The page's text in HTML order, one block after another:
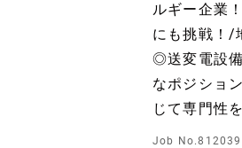
ルギー企業
にも挑戦！/
◎送変電設
なポジショ
じて専門性
Job